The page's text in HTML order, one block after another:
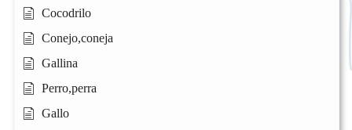
Cocodrilo
Conejo,coneja
Gallina
Perro,perra
Gallo